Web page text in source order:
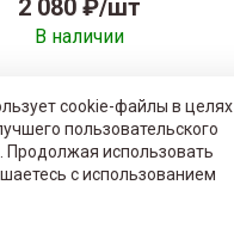
2 080 ₽/шт
В наличии
- +
В корзину
cookie-файлы в целях
пользовательского
Продолжая использовать
с использованием